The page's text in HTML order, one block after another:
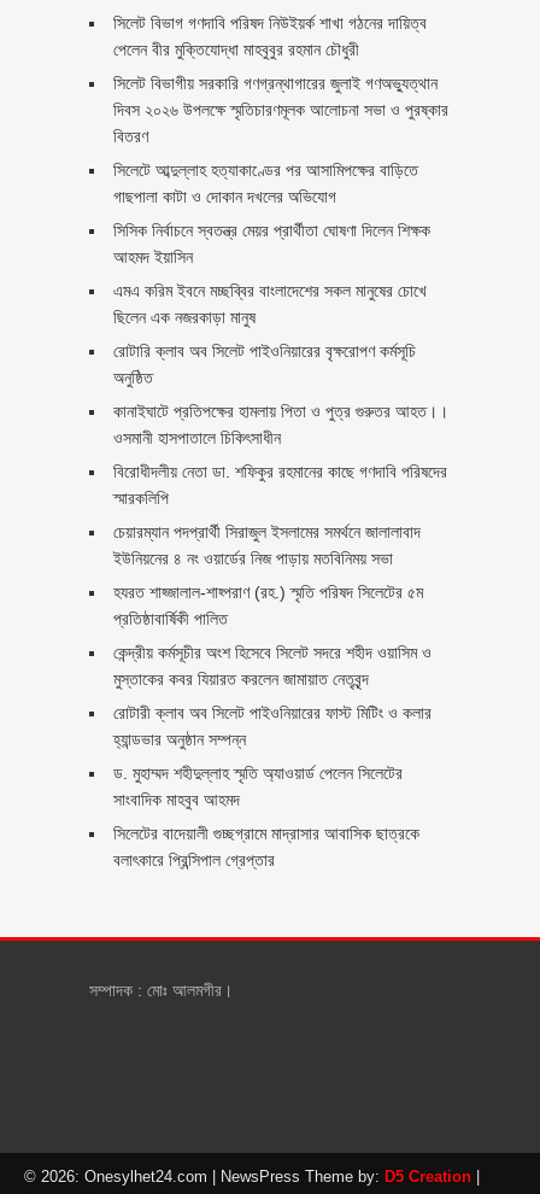
সিলেট বিভাগ গণদাবি পরিষদ নিউইয়র্ক শাখা গঠনের দায়িত্ব
পেলেন বীর মুক্তিযোদ্ধা মাহবুবুর রহমান চৌধুরী ‎ ‎
সিলেট বিভাগীয় সরকারি গণগ্রন্থাগারের জুলাই গণঅভ্যুত্থান
দিবস ২০২৬ উপলক্ষে স্মৃতিচারণমূলক আলোচনা সভা ও পুরষ্কার
বিতরণ ‎ ‎
সিলেটে আব্দুল্লাহ হত্যাকাণ্ডের পর আসামিপক্ষের বাড়িতে
গাছপালা কাটা ও দোকান দখলের অভিযোগ
সিসিক নির্বাচনে স্বতন্ত্র মেয়র প্রার্থীতা ঘোষণা দিলেন শিক্ষক
আহমদ ইয়াসিন
এমএ করিম ইবনে মচ্ছব্বির বাংলাদেশের সকল মানুষের চোখে
ছিলেন এক নজরকাড়া মানুষ ‎
রোটারি ক্লাব অব সিলেট পাইওনিয়ারের বৃক্ষরোপণ কর্মসূচি
অনুষ্ঠিত
কানাইঘাটে প্রতিপক্ষের হামলায় পিতা ও পুত্র গুরুতর আহত।।
ওসমানী হাসপাতালে চিকিৎসাধীন
বিরোধীদলীয় নেতা ডা. শফিকুর রহমানের কাছে গণদাবি পরিষদের
স্মারকলিপি ‎
চেয়ারম্যান পদপ্রার্থী সিরাজুল ইসলামের সমর্থনে জালালাবাদ
ইউনিয়নের ৪ নং ওয়ার্ডের নিজ পাড়ায় মতবিনিময় সভা
হযরত শাহ্জালাল-শাহ্পরাণ (রহ.) স্মৃতি পরিষদ সিলেটের ৫ম
প্রতিষ্ঠাবার্ষিকী পালিত ‎​
কেন্দ্রীয় কর্মসূচীর অংশ হিসেবে সিলেট সদরে শহীদ ওয়াসিম ও
মুস্তাকের কবর যিয়ারত করলেন জামায়াত নেতৃবৃন্দ ‎
রোটারী ক্লাব অব সিলেট পাইওনিয়ারের ফাস্ট মিটিং ও কলার
হ্যান্ডভার অনুষ্ঠান সম্পন্ন
ড. মুহাম্মদ শহীদুল্লাহ স্মৃতি অ্যাওয়ার্ড পেলেন সিলেটের
সাংবাদিক মাহবুব আহমদ
সিলেটের বাদেয়ালী গুচ্ছগ্রামে মাদ্রাসার আবাসিক ছাত্রকে
বলাৎকারে প্রিন্সিপাল গ্রেপ্তার ‎
সম্পাদক : মোঃ আলমগীর।
© 2026: Onesylhet24.com | NewsPress Theme by: D5 Creation